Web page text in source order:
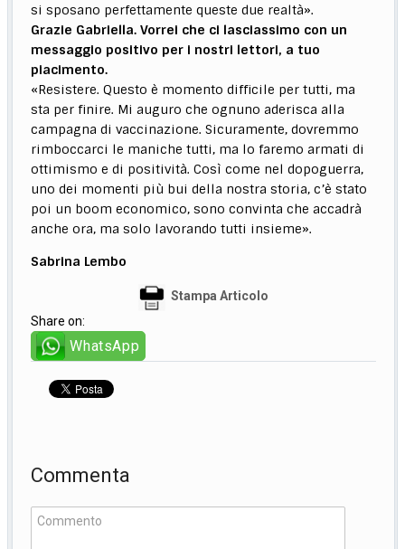
si sposano perfettamente queste due realtà».
Grazie Gabriella. Vorrei che ci lasciassimo con un
messaggio positivo per i nostri lettori, a tuo
piacimento.
«Resistere. Questo è momento difficile per tutti, ma
sta per finire. Mi auguro che ognuno aderisca alla
campagna di vaccinazione. Sicuramente, dovremmo
rimboccarci le maniche tutti, ma lo faremo armati di
ottimismo e di positività. Così come nel dopoguerra,
uno dei momenti più bui della nostra storia, c’è stato
poi un boom economico, sono convinta che accadrà
anche ora, ma solo lavorando tutti insieme».
Sabrina Lembo
Stampa Articolo
Share on:
WhatsApp
Commenta